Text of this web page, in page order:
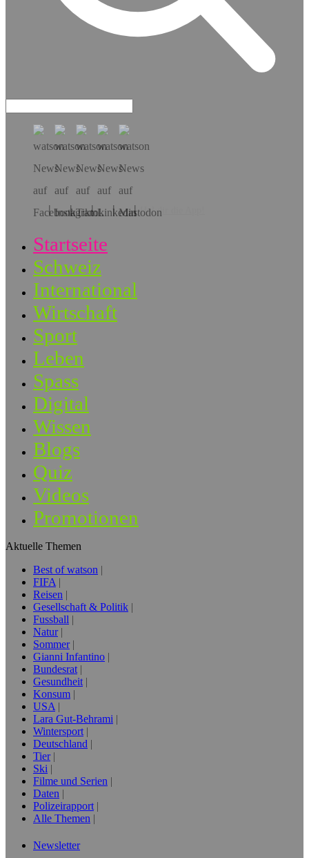
Hol dir die App!
Startseite
Schweiz
International
Wirtschaft
Sport
Leben
Spass
Digital
Wissen
Blogs
Quiz
Videos
Promotionen
Aktuelle Themen
Best of watson
FIFA
Reisen
Gesellschaft & Politik
Fussball
Natur
Sommer
Gianni Infantino
Bundesrat
Gesundheit
Konsum
USA
Lara Gut-Behrami
Wintersport
Deutschland
Tier
Ski
Filme und Serien
Daten
Polizeirapport
Alle Themen
Newsletter